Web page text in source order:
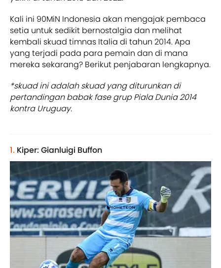
Kali ini 90MiN Indonesia akan mengajak pembaca
setia untuk sedikit bernostalgia dan melihat
kembali skuad timnas Italia di tahun 2014. Apa
yang terjadi pada para pemain dan di mana
mereka sekarang? Berikut penjabaran lengkapnya.
*skuad ini adalah skuad yang diturunkan di
pertandingan babak fase grup Piala Dunia 2014
kontra Uruguay.
1. Kiper: Gianluigi Buffon